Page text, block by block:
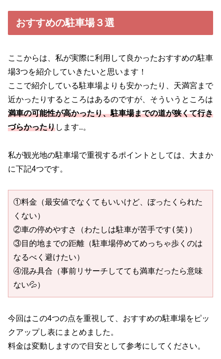
おすすめの駐車場３選
ここからは、私が実際に利用して良かったおすすめの駐車
場3つを紹介していきたいと思います！
ここで紹介している駐車場よりも安かったり、天満宮まで
近かったりするところはあるのですが、そういうところは
満車の可能性が高かったり、駐車場までの道が狭くて行き
づらかったりします..。
私が観光地の駐車場で重視するポイントとしては、大まか
に下記4つです。
①料金（最安値でなくてもいいけど、ぼったくられた
くない）
②車の停めやすさ（わたしは駐車が苦手です(笑)）
③目的地までの距離（駐車場停めてめっちゃ歩くのは
なるべく避けたい）
④混み具合（事前リサーチしてても満車だったら意味
ない💦）
今回はこの4つの点を重視して、おすすめの駐車場をピッ
クアップし表にまとめました。
料金は変動しますので目安として参考にしてください。